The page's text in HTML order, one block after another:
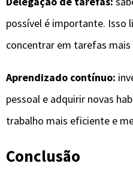
possível é importante. Isso
concentrar em tarefas
Aprendizado contínuo:
pessoal e adquirir novas
trabalho mais eficiente e
Conclusão